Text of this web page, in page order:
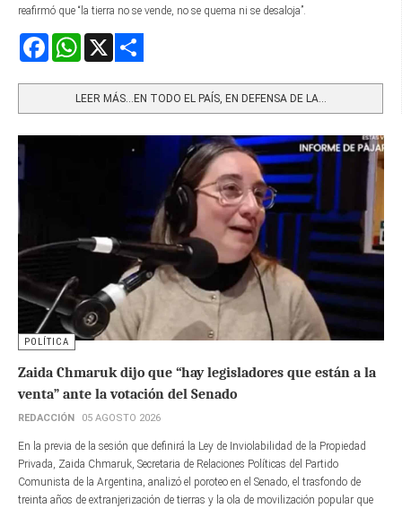
reafirmó que “la tierra no se vende, no se quema ni se desaloja”.
FacebookWhatsApp
LEER MÁS…EN TODO EL PAÍS, EN DEFENSA DE LA...
POLÍTICA
Zaida Chmaruk dijo que “hay legisladores que están a la
venta” ante la votación del Senado
REDACCIÓN 05 AGOSTO 2026
En la previa de la sesión que definirá la Ley de Inviolabilidad de la Propiedad
Privada, Zaida Chmaruk, Secretaria de Relaciones Políticas del Partido
Comunista de la Argentina, analizó el poroteo en el Senado, el trasfondo de
treinta años de extranjerización de tierras y la ola de movilización popular que